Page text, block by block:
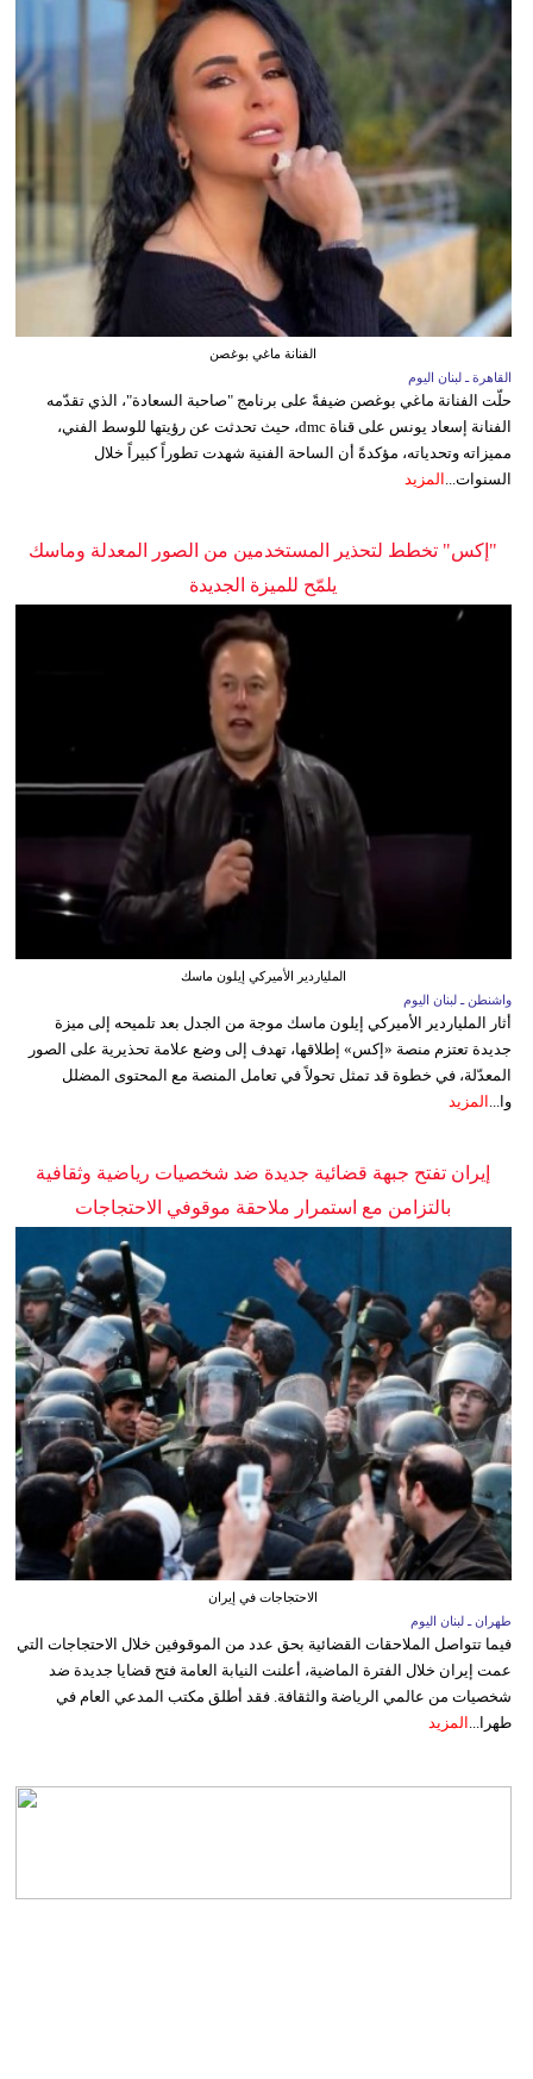
الفنانة ماغي بوغصن
القاهرة ـ لبنان اليوم
حلّت الفنانة ماغي بوغصن ضيفةً على برنامج "صاحبة السعادة"، الذي تقدّمه
الفنانة إسعاد يونس على قناة dmc، حيث تحدثت عن رؤيتها للوسط الفني،
مميزاته وتحدياته، مؤكدةً أن الساحة الفنية شهدت تطوراً كبيراً خلال
السنوات...
المزيد
"إكس" تخطط لتحذير المستخدمين من الصور المعدلة وماسك
يلمّح للميزة الجديدة
الملياردير الأميركي إيلون ماسك
واشنطن ـ لبنان اليوم
أثار الملياردير الأميركي إيلون ماسك موجة من الجدل بعد تلميحه إلى ميزة
جديدة تعتزم منصة «إكس» إطلاقها، تهدف إلى وضع علامة تحذيرية على الصور
المعدّلة، في خطوة قد تمثل تحولاً في تعامل المنصة مع المحتوى المضلل
وا... المزيد
إيران تفتح جبهة قضائية جديدة ضد شخصيات رياضية وثقافية
بالتزامن مع استمرار ملاحقة موقوفي الاحتجاجات
الاحتجاجات في إيران
طهران ـ لبنان اليوم
فيما تتواصل الملاحقات القضائية بحق عدد من الموقوفين خلال الاحتجاجات التي
عمت إيران خلال الفترة الماضية، أعلنت النيابة العامة فتح قضايا جديدة ضد
شخصيات من عالمي الرياضة والثقافة. فقد أطلق مكتب المدعي العام في
طهرا... المزيد